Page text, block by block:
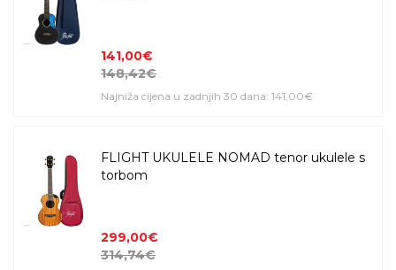
141,00€
148,42€
Najniža cijena u zadnjih 30 dana: 141,00€
FLIGHT UKULELE NOMAD tenor ukulele s
torbom
299,00€
314,74€